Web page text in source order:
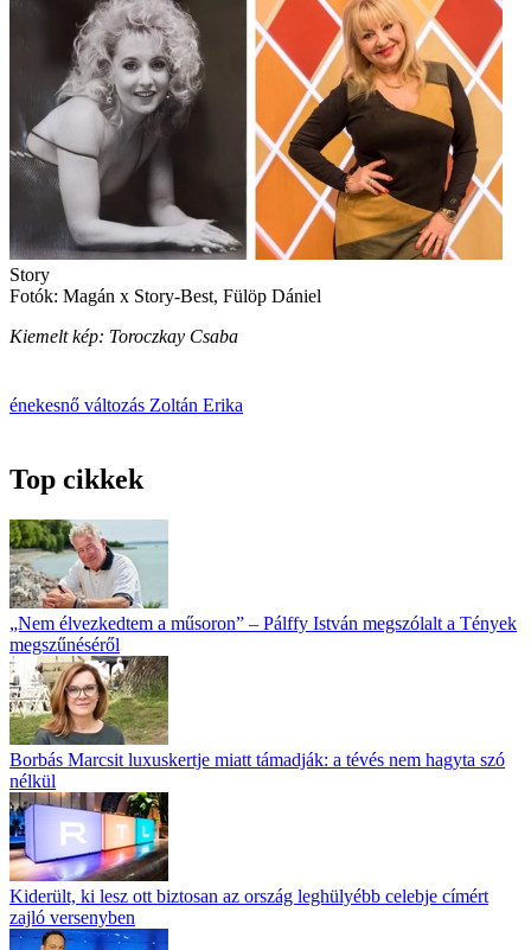
Story
Fotók: Magán x Story-Best, Fülöp Dániel
Kiemelt kép: Toroczkay Csaba
énekesnő változás Zoltán Erika
Top cikkek
„Nem élvezkedtem a műsoron” – Pálffy István megszólalt a Tények
megszűnéséről
Borbás Marcsit luxuskertje miatt támadják: a tévés nem hagyta szó
nélkül
Kiderült, ki lesz ott biztosan az ország leghülyébb celebje címért
zajló versenyben